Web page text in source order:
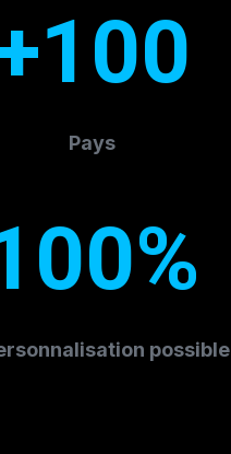
Pays
possible